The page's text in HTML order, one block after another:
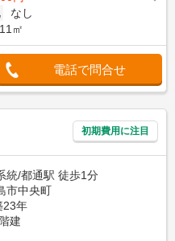
なし
㎡
電話で問合せ
初期費用に注目
統/都通駅 徒歩1分
市中央町
23年
建